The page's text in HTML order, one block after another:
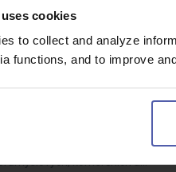
cookies
to collect and analyze
functions, and to improve
v regionu a působí…
projekty ČR
není pořád dokola
komerčních a…